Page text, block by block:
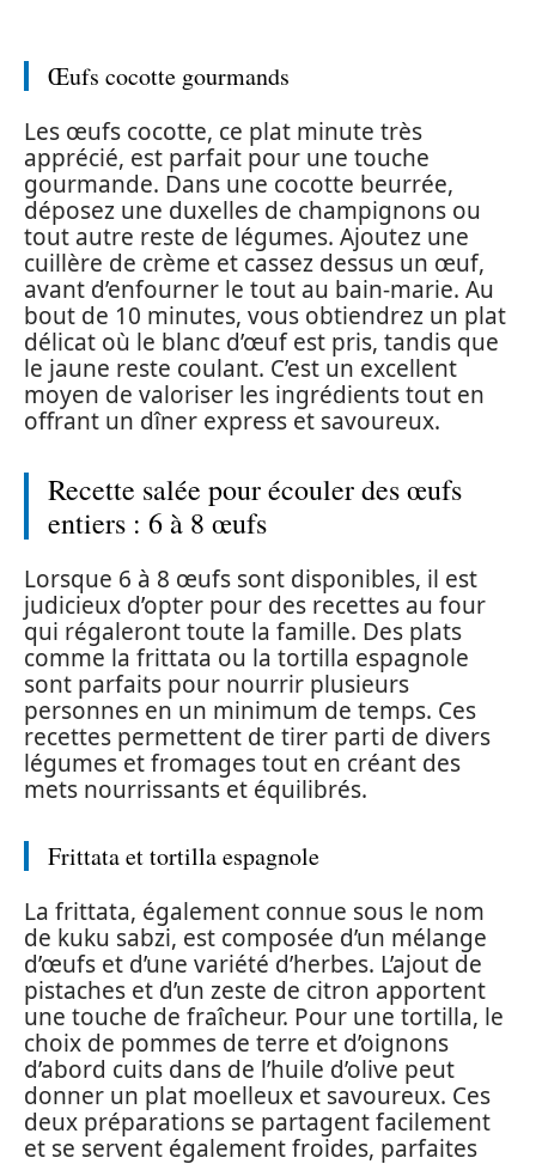
Œufs cocotte gourmands
Les œufs cocotte, ce plat minute très
apprécié, est parfait pour une touche
gourmande. Dans une cocotte beurrée,
déposez une duxelles de champignons ou
tout autre reste de légumes. Ajoutez une
cuillère de crème et cassez dessus un œuf,
avant d’enfourner le tout au bain-marie. Au
bout de 10 minutes, vous obtiendrez un plat
délicat où le blanc d’œuf est pris, tandis que
le jaune reste coulant. C’est un excellent
moyen de valoriser les ingrédients tout en
offrant un dîner express et savoureux.
Recette salée pour écouler des œufs
entiers : 6 à 8 œufs
Lorsque 6 à 8 œufs sont disponibles, il est
judicieux d’opter pour des recettes au four
qui régaleront toute la famille. Des plats
comme la frittata ou la tortilla espagnole
sont parfaits pour nourrir plusieurs
personnes en un minimum de temps. Ces
recettes permettent de tirer parti de divers
légumes et fromages tout en créant des
mets nourrissants et équilibrés.
Frittata et tortilla espagnole
La frittata, également connue sous le nom
de kuku sabzi, est composée d’un mélange
d’œufs et d’une variété d’herbes. L’ajout de
pistaches et d’un zeste de citron apportent
une touche de fraîcheur. Pour une tortilla, le
choix de pommes de terre et d’oignons
d’abord cuits dans de l’huile d’olive peut
donner un plat moelleux et savoureux. Ces
deux préparations se partagent facilement
et se servent également froides, parfaites